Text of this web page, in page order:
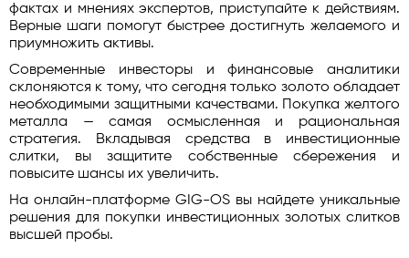
фактах и мнениях экспертов, приступайте к действиям.
Верные шаги помогут быстрее достигнуть желаемого и
приумножить активы.
Современные инвесторы и финансовые аналитики
склоняются к тому, что сегодня только золото обладает
необходимыми защитными качествами. Покупка желтого
металла — самая осмысленная и рациональная
стратегия. Вкладывая средства в инвестиционные
слитки, вы защитите собственные сбережения и
повысите шансы их увеличить.
На онлайн-платформе GIG-OS вы найдете уникальные
решения для покупки инвестиционных золотых слитков
высшей пробы.